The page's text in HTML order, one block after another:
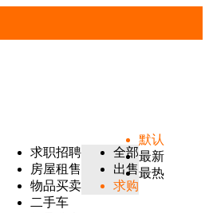
求职招聘
房屋租售
物品买卖
二手车
全部
出售
求购
默认
最新
最热